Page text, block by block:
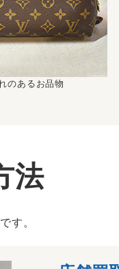
のあるお品物
法
す。